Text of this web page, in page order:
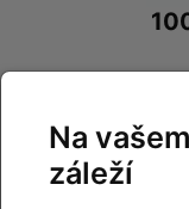
Na
záleží